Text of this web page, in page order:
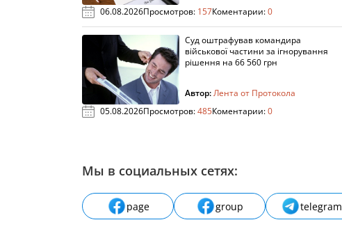
06.08.2026Просмотров: 157Коментарии:0
Суд оштрафував командира
військової частини за ігнорування
рішення на 66 560 грн
Автор:Лента от Протокола
05.08.2026Просмотров:485Коментарии:0
Мы в социальных сетях:
page group telegram